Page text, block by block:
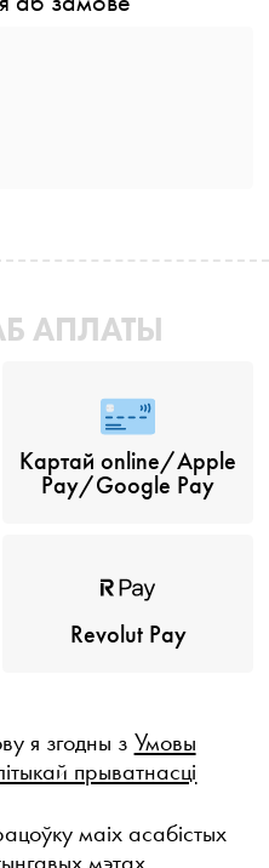
АПЛАТЫ
Картай online/Apple
Pay/Google Pay
Revolut Pay
я згодны з Умовы
прыватнасці
маіх асабістых
мэтах